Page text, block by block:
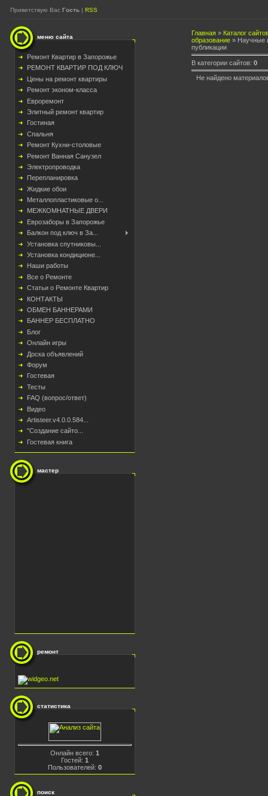
Приветствую Вас Гость | RSS
меню сайта
Ремонт Квартир в Запорожье
РЕМОНТ КВАРТИР ПОД КЛЮЧ
Цены на ремонт квартиры
Ремонт эконом-класса
Евроремонт
Элитный ремонт квартир
Гостиная
Спальня
Ремонт Кухни-столовые
Ремонт Ванная Санузел
Электропроводка
Перепланировка
Жидкие обои
Металлопластиковые о...
МЕЖКОМНАТНЫЕ ДВЕРИ
Еврозаборы в Запорожье
Балкон под ключ в За...
Установка спутниковы...
Установка кондиционе...
Наши работы
Все о Ремонте
Статьи о Ремонте Квартир
КОНТАКТЫ
ОБМЕН БАННЕРАМИ
БАННЕР БЕСПЛАТНО
Блог
Онлайн игры
Доска объявлений
Форум
Гостевая
Тесты
FAQ (вопрос/ответ)
Видео
Artisteer.v4.0.0.584...
"Создание сайто...
Гостевая книга
мастер
ремонт
статистика
Онлайн всего: 1
Гостей: 1
Пользователей: 0
поиск
Главная » Каталог
образование » Научные
публикации
В категории сайтов: 0
Не найдено